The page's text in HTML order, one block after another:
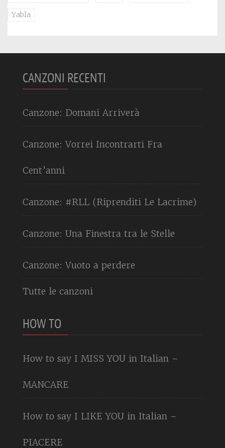
Yabla
CANZONI RECENTI
Canzone: Domani Arriverà
Canzone: Vorrei Incontrarti Fra
Cent’anni
Canzone: #RLL (Riprenditi Le Lacrime)
Canzone: Una Finestra tra le Stelle
Canzone: Vuoto a perdere
Tutte le canzoni
HOW TO
How to say I MISS YOU in Italian –
MANCARE
How to say I LIKE YOU in Italian –
PIACERE